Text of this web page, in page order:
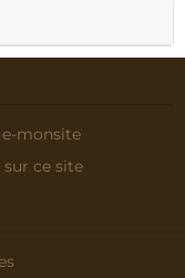
monsite
ce site